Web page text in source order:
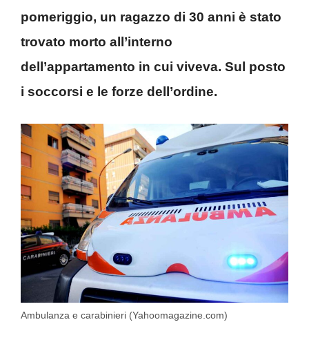
pomeriggio, un ragazzo di 30 anni è stato
trovato morto all’interno
dell’appartamento in cui viveva. Sul posto
i soccorsi e le forze dell’ordine.
Ambulanza e carabinieri (Yahoomagazine.com)